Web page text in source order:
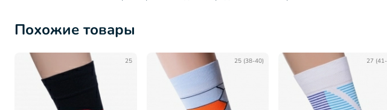
Похожие товары
25 25 (38-40) 27